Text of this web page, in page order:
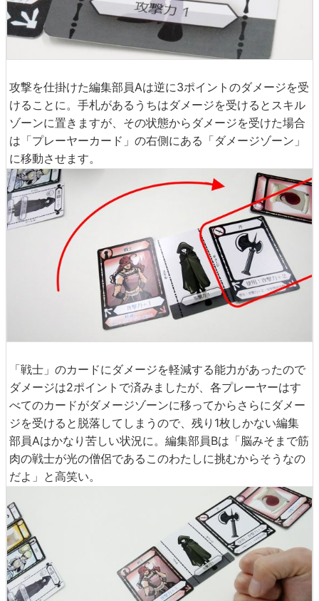
攻撃を仕掛けた編集部員Aは逆に3ポイントのダメージを受
けることに。手札があるうちはダメージを受けるとスキル
ゾーンに置きますが、その状態からダメージを受けた場合
は「プレーヤーカード」の右側にある「ダメージゾーン」
に移動させます。
「戦士」のカードにダメージを軽減する能力があったので
ダメージは2ポイントで済みましたが、各プレーヤーはす
べてのカードがダメージゾーンに移ってからさらにダメー
ジを受けると脱落してしまうので、残り1枚しかない編集
部員Aはかなり苦しい状況に。編集部員Bは「脳みそまで筋
肉の戦士が光の僧侶であるこのわたしに挑むからそうなの
だよ」と高笑い。